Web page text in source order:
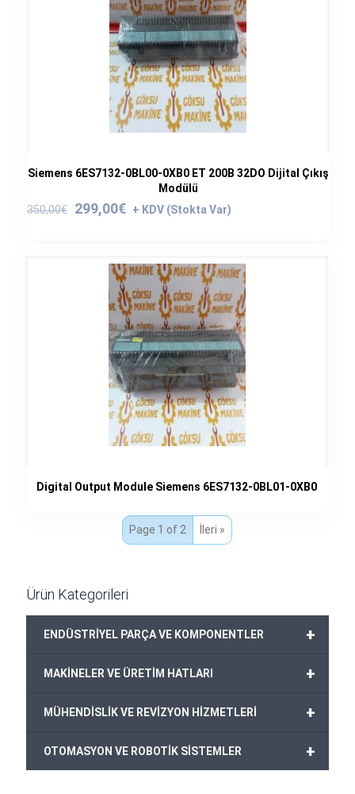
Siemens 6ES7132-0BL00-0XB0 ET 200B 32DO Dijital Çıkış
Modülü
350,00€
Orijinal
299,00€
Şu
299,00€.
Digital Output Module Siemens 6ES7132-0BL01-0XB0
Page 1 of 2 İleri »
Ürün Kategorileri
+
ENDÜSTRİYEL PARÇA VE KOMPONENTLER
+
MAKİNELER VE ÜRETİM HATLARI
+
MÜHENDİSLİK VE REVİZYON HİZMETLERİ
+
OTOMASYON VE ROBOTİK SİSTEMLER